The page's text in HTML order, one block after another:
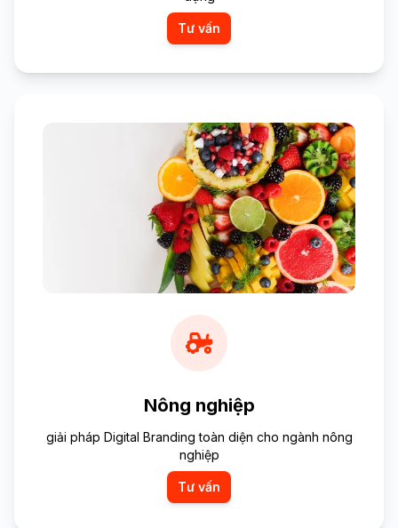
Tư vấn
Nông nghiệp
giải pháp Digital Branding toàn diện cho ngành nông
nghiệp
Tư vấn